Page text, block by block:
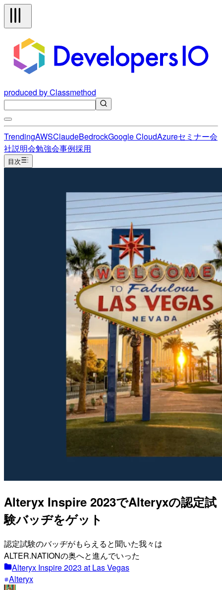
produced by Classmethod
TrendingAWSClaudeBedrockGoogle CloudAzureセミナー会
社説明会勉強会事例採用
目次
Alteryx Inspire 2023でAlteryxの認定試
験バッヂをゲット
認定試験のバッヂがもらえると聞いた我々は
ALTER.NATIONの奥へと進んでいった
Alteryx Inspire 2023 at Las Vegas
Alteryx